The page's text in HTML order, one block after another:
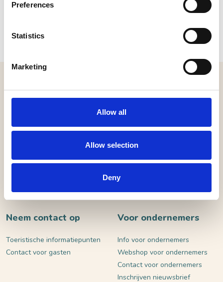
Preferences
Statistics
Marketing
Allow all
Allow selection
Deny
Hoofdstraat 64, 5171DE Kaatsheuvel
MELD JE AAN VOOR ONZE NIEUWSBRIEF
VERSTUUR
Neem contact op
Toeristische informatiepunten
Contact voor gasten
Voor ondernemers
Info voor ondernemers
Webshop voor ondernemers
Contact voor ondernemers
Inschrijven nieuwsbrief